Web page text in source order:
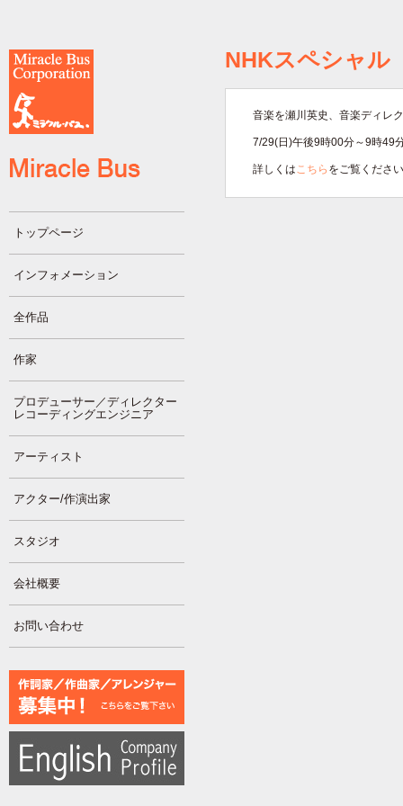
トップページ
インフォメーション
全作品
作家
プロデューサー／ディレクター
レコーディングエンジニア
アーティスト
アクター/作演出家
スタジオ
会社概要
お問い合わせ
NHKスペシャル
音楽を瀬川英史、音楽ディレ
7/29(日)午後9時00分～9時49
詳しくはこちら をご覧くださ